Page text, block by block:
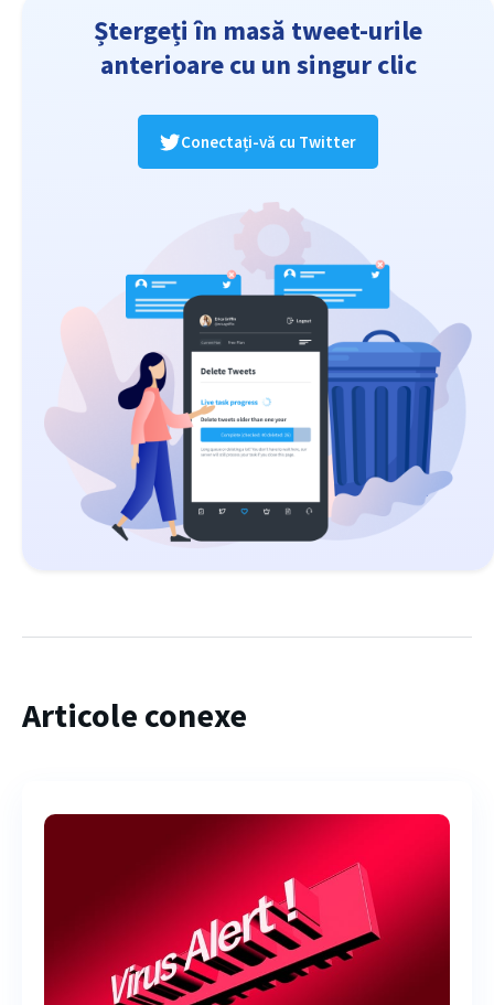
Ștergeți în masă tweet-urile
anterioare cu un singur clic
Conectați-vă cu Twitter
Articole conexe